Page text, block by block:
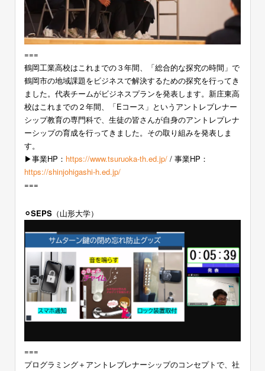
===
鶴岡工業高校はこれまでの３年間、「総合的な探究の時間」で
鶴岡市の地域課題をビジネスで解決するための探究を行ってき
ました。代表チームがビジネスプランを発表します。新庄東高
校はこれまでの２年間、「Eコース」というアントレプレナー
シップ教育の専門科で、生徒の皆さんが自身のアントレプレナ
ーシップの育成を行ってきました。その取り組みを発表しま
す。
▶︎事業HP： https://www.tsuruoka-th.ed.jp/ / 事業HP：
https://shinjohigashi-h.ed.jp/
===
⚪︎SEPS （山形大学）
===
プログラミング＋アントレプレナーシップのコンセプトで、社